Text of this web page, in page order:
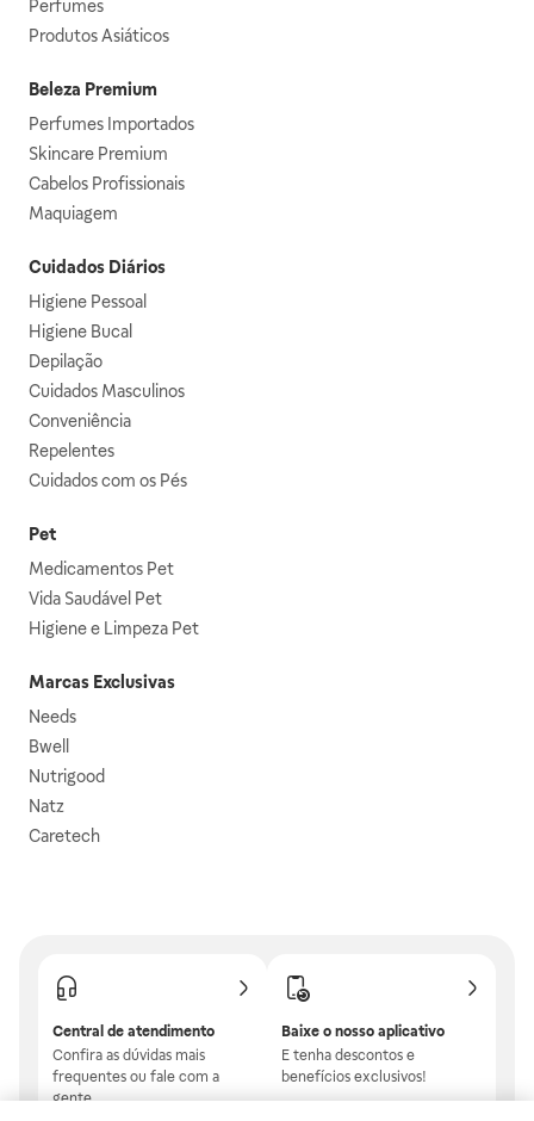
Perfumes
Produtos Asiáticos
Beleza Premium
Perfumes Importados
Skincare Premium
Cabelos Profissionais
Maquiagem
Cuidados Diários
Higiene Pessoal
Higiene Bucal
Depilação
Cuidados Masculinos
Conveniência
Repelentes
Cuidados com os Pés
Pet
Medicamentos Pet
Vida Saudável Pet
Higiene e Limpeza Pet
Marcas Exclusivas
Needs
Bwell
Nutrigood
Natz
Caretech
Central de atendimento
Confira as dúvidas mais
frequentes ou fale com a
gente.
Baixe o nosso aplicativo
E tenha descontos e
benefícios exclusivos!